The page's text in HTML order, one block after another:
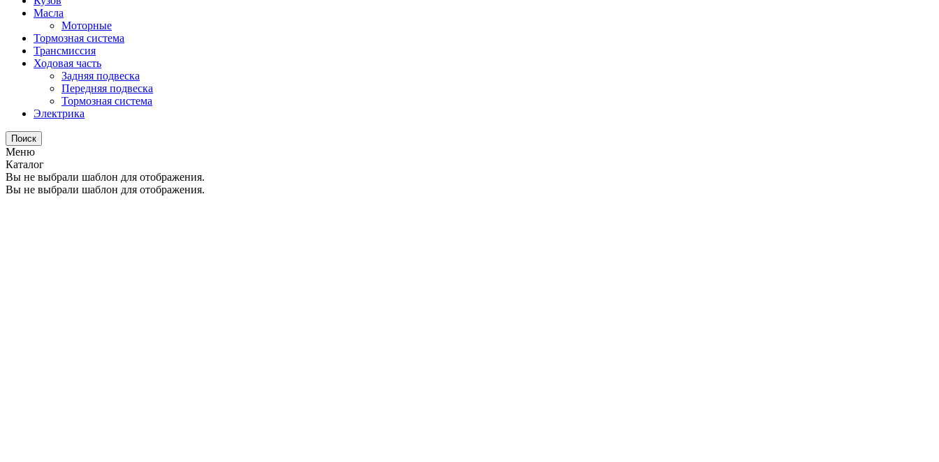
Масла
Моторные
Тормозная система
Трансмиссия
Ходовая часть
Задняя подвеска
Передняя подвеска
Тормозная система
Электрика
Поиск
Меню
Каталог
Вы не выбрали шаблон для отображения.
Вы не выбрали шаблон для отображения.